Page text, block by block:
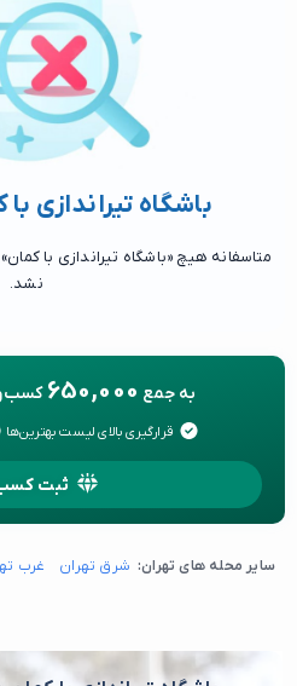
باشگاه تیراندازی
متاسفانه هیچ «باشگاه تیراندازی با
نشد.
به جمع 650,000
قرارگیری بالای لیست بهترین‌ها
ثبت کسب
سایر محله های تهران: شرق تهران غرب